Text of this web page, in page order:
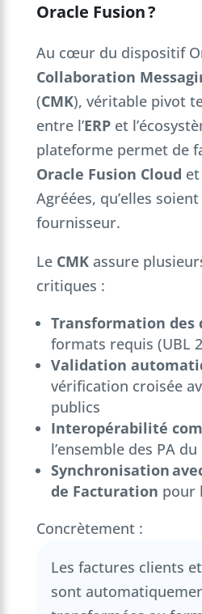
Oracle Fusion ?
Au cœur du dispositif
Collaboration
(CMK), véritable pivot
entre l’ERPet
plateforme permet de
Oracle Fusion Cloud
Agréées, qu’elles
fournisseur.
LeCMKassure
critiques :
Transformation des
formats requis (UBL
Validation
vérification croisée
publics
Interopérabilité
l’ensemble des PA
Synchronisation
de Facturation pour
Concrètement :
Les factures clients
sont